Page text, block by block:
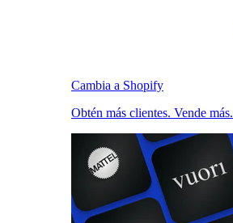
Cambia a Shopify
Obtén más clientes. Vende más.